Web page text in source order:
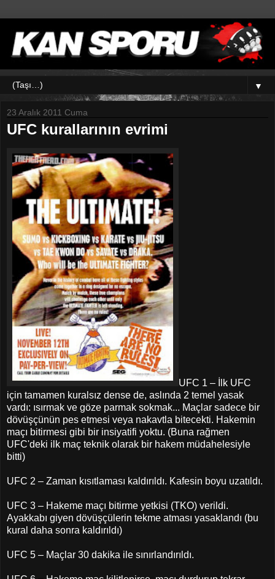
▼
23 Aralık 2011 Cuma
UFC kurallarının evrimi
UFC 1 – İlk UFC
için tamamen kuralsız dense de, aslında 2 temel yasak
vardı: ısırmak ve göze parmak sokmak... Maçlar sadece bir
dövüşçünün pes etmesi veya nakavtla bitecekti. Hakemin
maçı bitirmesi gibi bir insiyatifi yoktu. (Buna rağmen
UFC'deki ilk maç teknik olarak bir hakem müdahelesiyle
bitti)
UFC 2 – Zaman kısıtlaması kaldırıldı. Kafesin boyu uzatıldı.
UFC 3 – Hakeme maçı bitirme yetkisi (TKO) verildi.
Ayakkabı giyen dövüşçülerin tekme atması yasaklandı (bu
kural daha sonra kaldırıldı)
UFC 5 – Maçlar 30 dakika ile sınırlandırıldı.